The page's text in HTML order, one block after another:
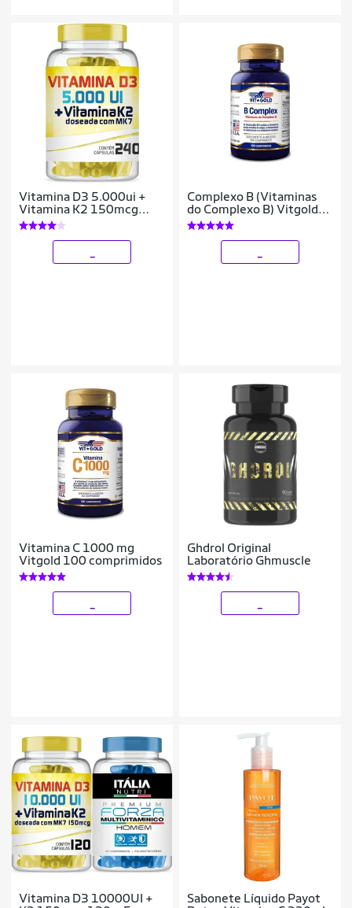
Vitamina D3 5.000ui +
Vitamina K2 150mcg
Com 240 Cápsulas
Complexo B (Vitaminas
do Complexo B) Vitgold
100 comprimidos
Vitamina C 1000 mg
Vitgold 100 comprimidos
Ghdrol Original
Laboratório Ghmuscle
Vitamina D3 10000UI +
Sabonete Líquido Payot